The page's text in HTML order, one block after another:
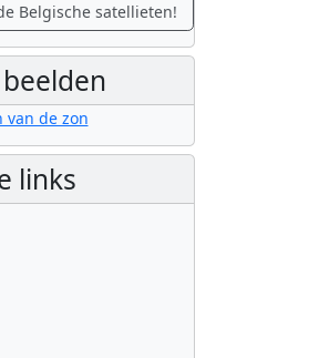
Belgische satellieten!
beelden
links